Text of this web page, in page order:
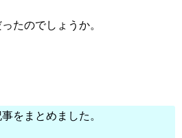
たのでしょうか。
をまとめました。